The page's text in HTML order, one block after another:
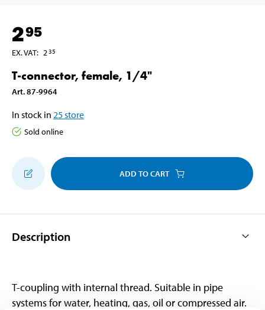
295
EX. VAT: 235
T-connector, female, 1/4"
Art.87-9964
In stock in 25store
Sold online
ADD TO CART
Description
T-coupling with internal thread. Suitable in pipe
systems for water, heating, gas, oil or compressed air.